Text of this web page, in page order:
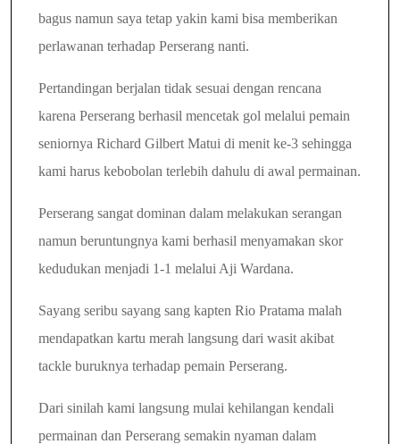
bagus namun saya tetap yakin kami bisa memberikan
perlawanan terhadap Perserang nanti.
Pertandingan berjalan tidak sesuai dengan rencana
karena Perserang berhasil mencetak gol melalui pemain
seniornya Richard Gilbert Matui di menit ke-3 sehingga
kami harus kebobolan terlebih dahulu di awal permainan.
Perserang sangat dominan dalam melakukan serangan
namun beruntungnya kami berhasil menyamakan skor
kedudukan menjadi 1-1 melalui Aji Wardana.
Sayang seribu sayang sang kapten Rio Pratama malah
mendapatkan kartu merah langsung dari wasit akibat
tackle buruknya terhadap pemain Perserang.
Dari sinilah kami langsung mulai kehilangan kendali
permainan dan Perserang semakin nyaman dalam